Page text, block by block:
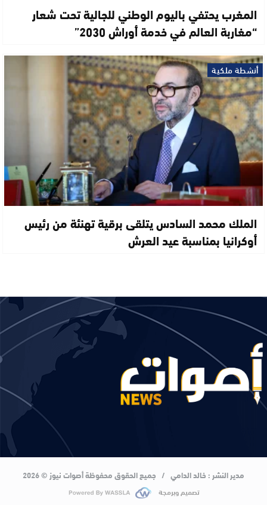
المغرب يحتفي باليوم الوطني للجالية تحت شعار
“مغاربة العالم في خدمة أوراش 2030”
أنشطة ملكية
الملك محمد السادس يتلقى برقية تهنئة من رئيس
أوكرانيا بمناسبة عيد العرش
مدير النشر : خالد الدامي / جميع الحقوق محفوظة أصوات نيوز © 2026
تصميم وبرمجة